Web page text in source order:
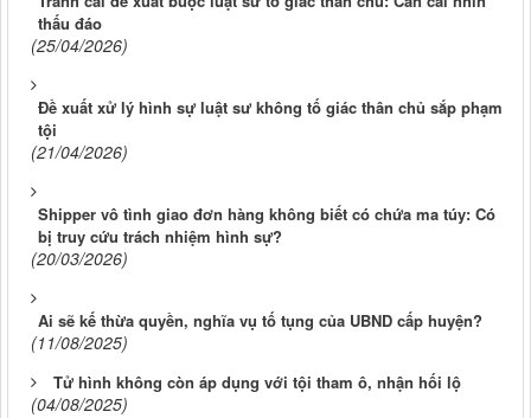
thấu đáo
(25/04/2026)
Đề xuất xử lý hình sự luật sư không tố giác thân chủ sắp phạm
tội
(21/04/2026)
Shipper vô tình giao đơn hàng không biết có chứa ma túy: Có
bị truy cứu trách nhiệm hình sự?
(20/03/2026)
Ai sẽ kế thừa quyền, nghĩa vụ tố tụng của UBND cấp huyện?
(11/08/2025)
Tử hình không còn áp dụng với tội tham ô, nhận hối lộ
(04/08/2025)